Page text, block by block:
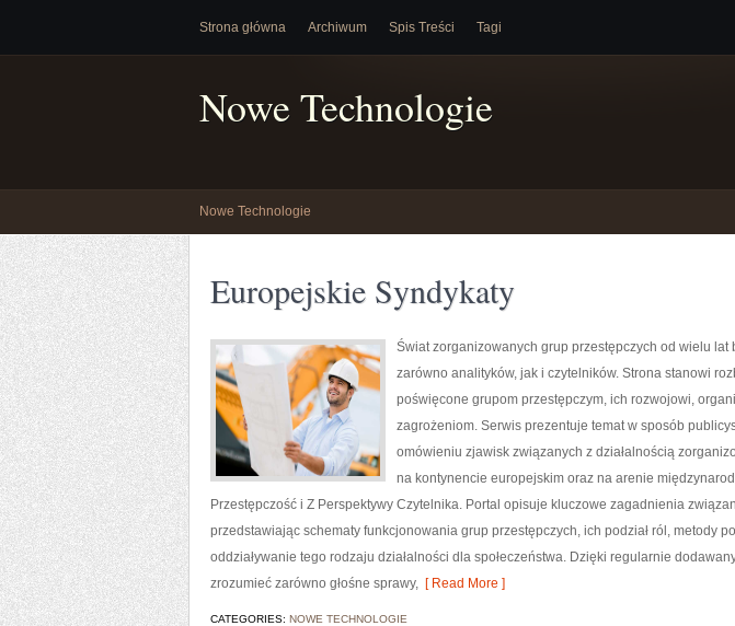
Strona główna Archiwum Spis Treści Tagi
Nowe Technologie
Nowe Technologie
Europejskie Syndykaty
Świat zorganizowanych grup przestępczych od wielu
zarówno analityków, jak i czytelników. Strona stanowi
poświęcone grupom przestępczym, ich rozwojowi,
zagrożeniom. Serwis prezentuje temat w sposób
omówieniu zjawisk związanych z działalnością
na kontynencie europejskim oraz na arenie
Przestępczość i Z Perspektywy Czytelnika. Portal opisuje kluczowe zagadnienia
przedstawiając schematy funkcjonowania grup przestępczych, ich podział ról, metody
oddziaływanie tego rodzaju działalności dla społeczeństwa. Dzięki regularnie
zrozumieć zarówno głośne sprawy, [ Read More ]
CATEGORIES: NOWE TECHNOLOGIE